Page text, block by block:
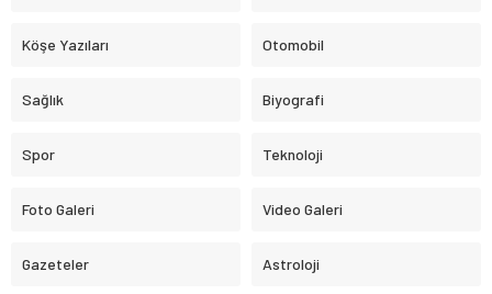
Köşe Yazıları Otomobil
Sağlık Biyografi
Spor Teknoloji
Foto Galeri Video Galeri
Gazeteler Astroloji